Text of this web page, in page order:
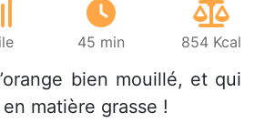
45 min 854 Kcal
bien mouillé, et qui
matière grasse !